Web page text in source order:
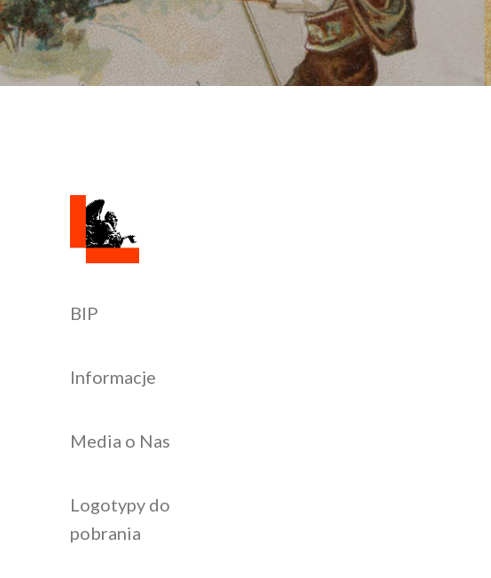
BIP
Informacje
Media o Nas
Logotypy do
pobrania